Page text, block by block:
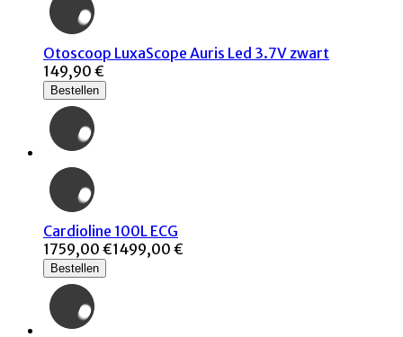
Otoscoop LuxaScope Auris Led 3.7V zwart
149,90 €
Bestellen
Cardioline 100L ECG
1759,00 €1499,00 €
Bestellen